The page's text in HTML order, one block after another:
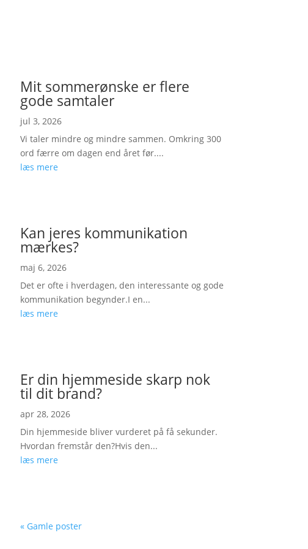
Mit sommerønske er flere
gode samtaler
jul 3, 2026
Vi taler mindre og mindre sammen. Omkring 300
ord færre om dagen end året før....
læs mere
Kan jeres kommunikation
mærkes?
maj 6, 2026
Det er ofte i hverdagen, den interessante og gode
kommunikation begynder.I en...
læs mere
Er din hjemmeside skarp nok
til dit brand?
apr 28, 2026
Din hjemmeside bliver vurderet på få sekunder.
Hvordan fremstår den?Hvis den...
læs mere
« Gamle poster